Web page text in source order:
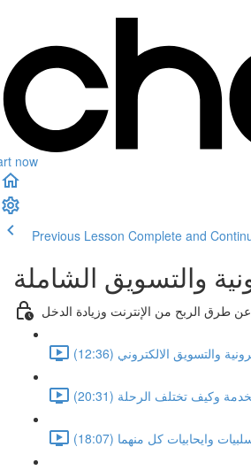
now
Previous Lesson Complete and
والتسويق الشاملة
طرق الربح من الإنترنت وزيادة الدخل
والتسويق الالكتروني (12:36)
وكيف تختلف الرحلة (20:31)
وايحابيات كل منهما (18:07)